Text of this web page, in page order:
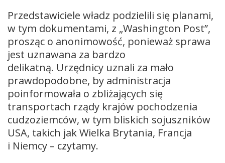
Przedstawiciele władz podzielili się planami,
w tym dokumentami, z „Washington Post”,
prosząc o anonimowość, ponieważ sprawa
jest uznawana za bardzo
delikatną. Urzędnicy uznali za mało
prawdopodobne, by administracja
poinformowała o zbliżających się
transportach rządy krajów pochodzenia
cudzoziemców, w tym bliskich sojuszników
USA, takich jak Wielka Brytania, Francja
i Niemcy – czytamy.